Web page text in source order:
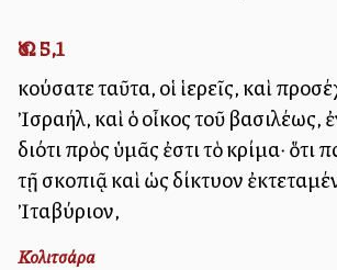
Ὡσ. 5,1
Ἀκούσατε ταῦτα, οἱ ἱερεῖς, καὶ
Ἰσραήλ, καὶ ὁ οἶκος τοῦ βασιλέως,
διότι πρὸς ὑμᾶς ἐστι τὸ κρίμα· ὅτι
τῇ σκοπιᾷ καὶ ὡς δίκτυον
Ἰταβύριον,
Κολιτσάρα